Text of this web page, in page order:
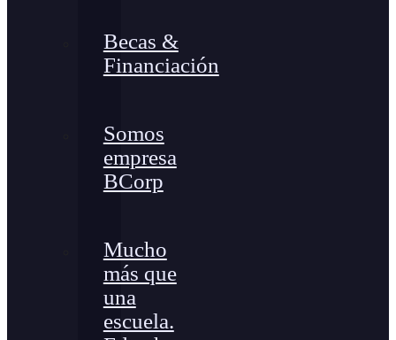
Becas &
Financiación
Somos
empresa
BCorp
Mucho
más que
una
escuela.